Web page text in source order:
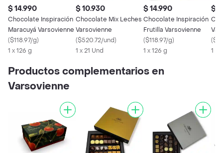
$ 14.990
Chocolate Inspiración
Maracuyá Varsovienne
($118.97/g)
1 x 126 g
$ 10.930
Chocolate Mix Leches
Varsovienne
($520.72/und)
1 x 21 Und
$ 14.990
Chocolate Inspiración
Frutilla Varsovienne
($118.97/g)
1 x 126 g
$
(
1 x
Productos complementarios en
Varsovienne